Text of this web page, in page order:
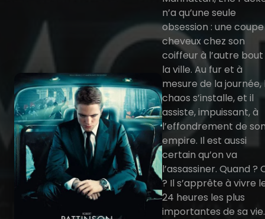
n’a qu’une seule
obsession : une
cheveux chez son
coiffeur à l’autre
la ville. Au fur et à
mesure de la journée,
chaos s’installe, et il
assiste, impuissant, à
l’effondrement de
empire. Il est aussi
certain qu’on va
l’assassiner. Quand ?
? Il s’apprête à vivre
24 heures les plus
importantes de sa vie.